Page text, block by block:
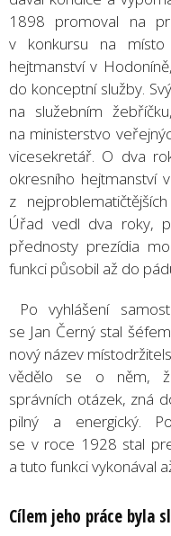
1898 promoval na
v konkursu na místo
hejtmanství v
do konceptní služby.
na služebním
na ministerstvo
vicesekretář. O dva
okresního hejtmanství
z
Úřad vedl dva roky,
přednosty prezídia
funkci působil až do
Po vyhlášení
se Jan Černý stal
nový název
vědělo se o něm,
správních otázek, zná
pilný a energický.
se v roce 1928 stal
a tuto funkci vykonával
Cílem jeho práce byla